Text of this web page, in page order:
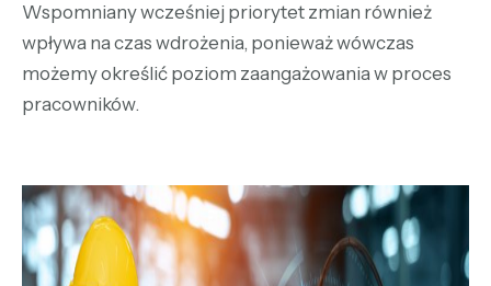
Wspomniany wcześniej priorytet zmian również
wpływa na czas wdrożenia, ponieważ wówczas
możemy określić poziom zaangażowania w proces
pracowników.